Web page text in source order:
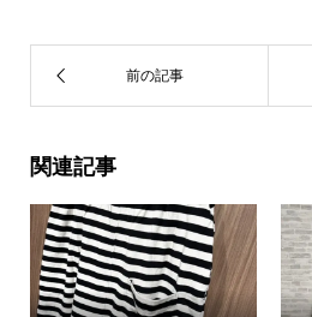
関連記事